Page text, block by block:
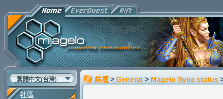
繁體中文(台灣)
社區
論壇 > General > Magelo Sync status